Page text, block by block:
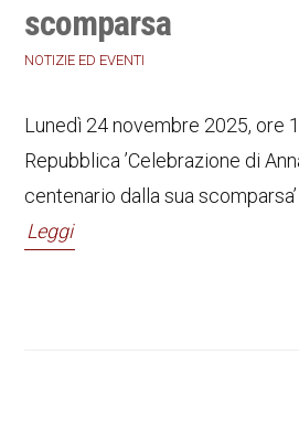
scomparsa
NOTIZIE ED EVENTI
Lunedì 24 novembre 2025, ore
Repubblica ’Celebrazione di
centenario dalla sua scomparsa’ ...
Leggi